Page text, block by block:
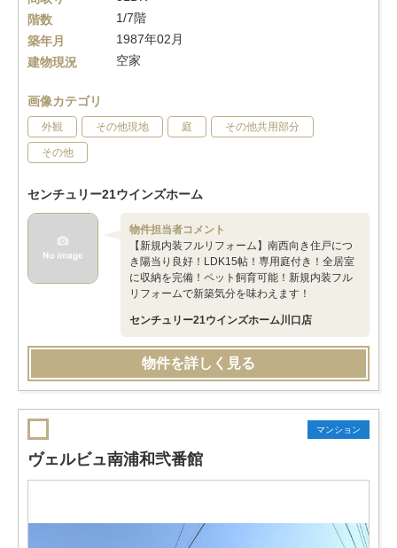
階数
1/7階
築年月
1987年02月
建物現況
空家
画像カテゴリ
外観 その他現地 庭 その他共用部分
その他
センチュリー21ウインズホーム
物件担当者コメント
【新規内装フルリフォーム】南西向き住戸につ
き陽当り良好！LDK15帖！専用庭付き！全居室
に収納を完備！ペット飼育可能！新規内装フル
リフォームで新築気分を味わえます！
センチュリー21ウインズホーム川口店
物件を詳しく見る
マンション
ヴェルビュ南浦和弐番館